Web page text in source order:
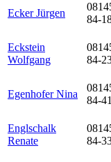
Ecker Jürgen
84-
Eckstein
Wolfgang
84-
Egenhofer Nina
84-41
Englschalk
Renate
84-